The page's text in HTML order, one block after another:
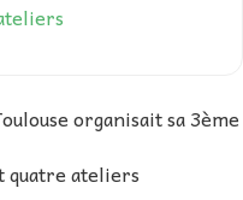
organisait sa 3ème
quatre ateliers